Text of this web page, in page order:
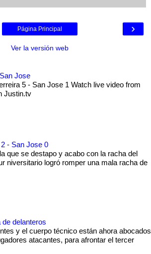
›
Página Principal
Ver la versión web
Jose
5 - San Jose 1 Watch live video from
Justin.tv
- San Jose 0
que se destapo y acabo con la racha del
niversitario logró romper una mala racha de
delanteros
y el cuerpo técnico están ahora abocados
atacantes, para afrontar el tercer